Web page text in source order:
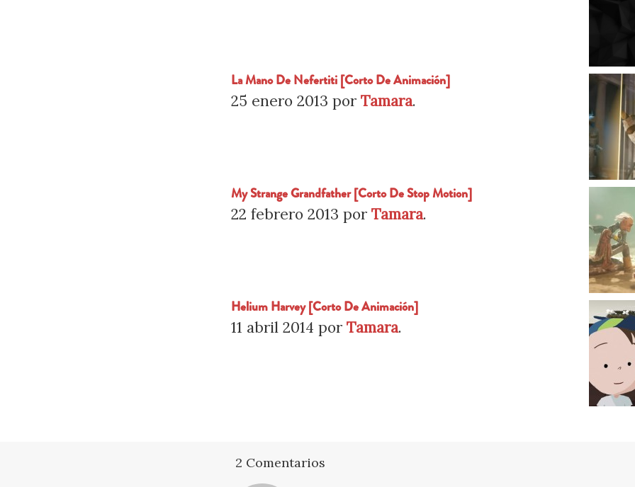
La Mano De Nefertiti [Corto De Animación]
25 enero 2013 porTamara.
My Strange Grandfather [Corto De Stop Motion]
22 febrero 2013 porTamara.
Helium Harvey [Corto De Animación]
11 abril 2014 porTamara.
2 Comentarios